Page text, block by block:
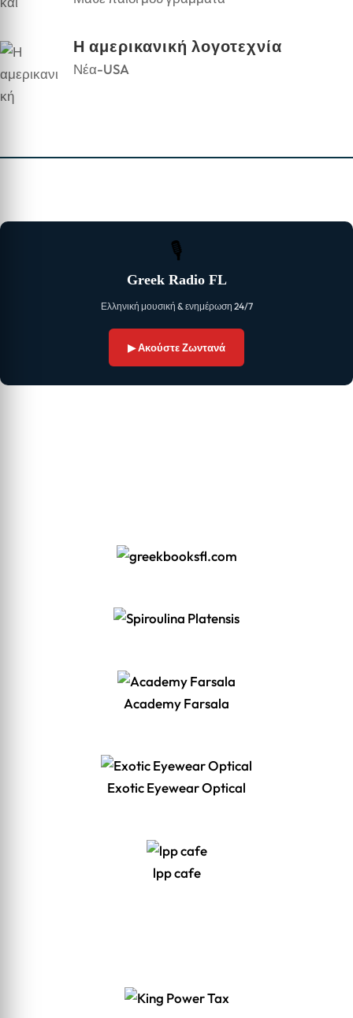
Η αμερικανική λογοτεχνία
Νέα-USA
🎙
Greek Radio FL
Ελληνική μουσική & ενημέρωση 24/7
▶ Ακούστε Ζωντανά
Academy Farsala
Exotic Eyewear Optical
lpp cafe